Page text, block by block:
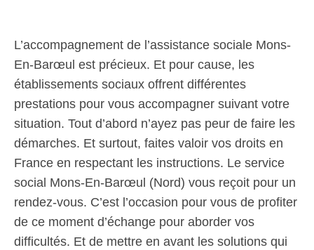
L’accompagnement de l’assistance sociale Mons-
En-Barœul est précieux. Et pour cause, les
établissements sociaux offrent différentes
prestations pour vous accompagner suivant votre
situation. Tout d’abord n’ayez pas peur de faire les
démarches. Et surtout, faites valoir vos droits en
France en respectant les instructions. Le service
social Mons-En-Barœul (Nord) vous reçoit pour un
rendez-vous. C’est l’occasion pour vous de profiter
de ce moment d’échange pour aborder vos
difficultés. Et de mettre en avant les solutions qui